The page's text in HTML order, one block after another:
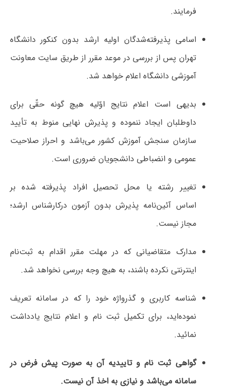
فرمایند.
اسامی پذیرفته‌شدگان اولیه ارشد بدون کنکور دانشگاه
تهران پس از بررسی در موعد مقرر از طریق سایت معاونت
آموزشی دانشگاه اعلام خواهد شد.
بدیهی است اعلام نتایج اوّلیه هیچ گونه حقّی برای
داوطلبان ایجاد ننموده و پذیرش نهایی منوط به تأیید
سازمان سنجش آموزش کشور می‌باشد و احراز صلاحیت
عمومی و انضباطی دانشجویان ضروری است.
تغییر رشته یا محل تحصیل افراد پذیرفته شده بر
اساس آئین‌نامه پذیرش بدون آزمون درکارشناس ارشد؛
مجاز نیست.
مدارک متقاضیانی که در مهلت مقرر اقدام به ثبت‌نام
اینترنتی نکرده باشند، به هیچ وجه بررسی نخواهد شد.
شناسه کاربری و گذرواژه خود را که در سامانه تعریف
نموده‌اید، برای تکمیل ثبت نام و اعلام نتایج یادداشت
نمائید.
گواهی ثبت نام و تاییدیه آن به صورت پیش فرض در
سامانه می‌باشد و نیازی به اخذ آن نیست.